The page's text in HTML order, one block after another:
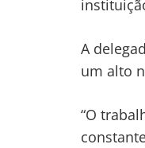
A
um alto
“O